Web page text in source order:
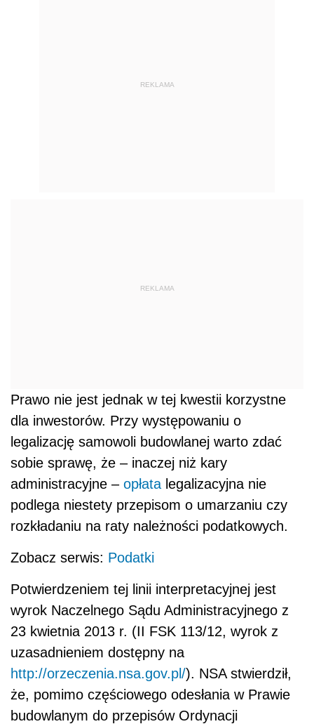
REKLAMA
REKLAMA
Prawo nie jest jednak w tej kwestii korzystne
dla inwestorów. Przy występowaniu o
legalizację samowoli budowlanej warto zdać
sobie sprawę, że – inaczej niż kary
administracyjne – opłata legalizacyjna nie
podlega niestety przepisom o umarzaniu czy
rozkładaniu na raty należności podatkowych.
Zobacz serwis: Podatki
Potwierdzeniem tej linii interpretacyjnej jest
wyrok Naczelnego Sądu Administracyjnego z
23 kwietnia 2013 r. (II FSK 113/12, wyrok z
uzasadnieniem dostępny na
http://orzeczenia.nsa.gov.pl/). NSA stwierdził,
że, pomimo częściowego odesłania w Prawie
budowlanym do przepisów Ordynacji